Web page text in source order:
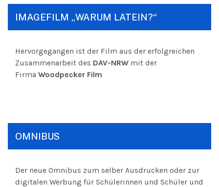
IMAGEFILM „WARUM LATEIN?“
Hervorgegangen ist der Film aus der erfolgreichen
Zusammenarbeit des DAV-NRW mit der
Firma Woodpecker Film
OMNIBUS
Der neue Omnibus zum selber Ausdrucken oder zur
digitalen Werbung für Schülerinnen und Schüler und